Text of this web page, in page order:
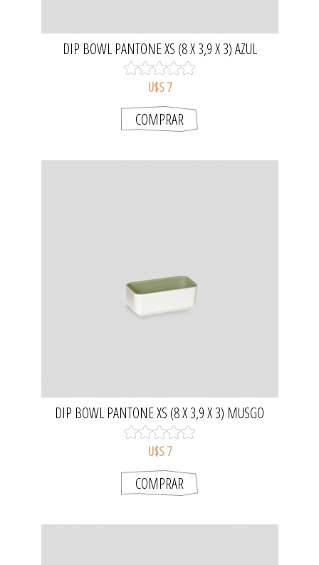
DIP BOWL PANTONE XS (8 X 3,9 X 3) AZUL
U$S 7
DIP BOWL PANTONE XS (8 X 3,9 X 3) MUSGO
U$S 7